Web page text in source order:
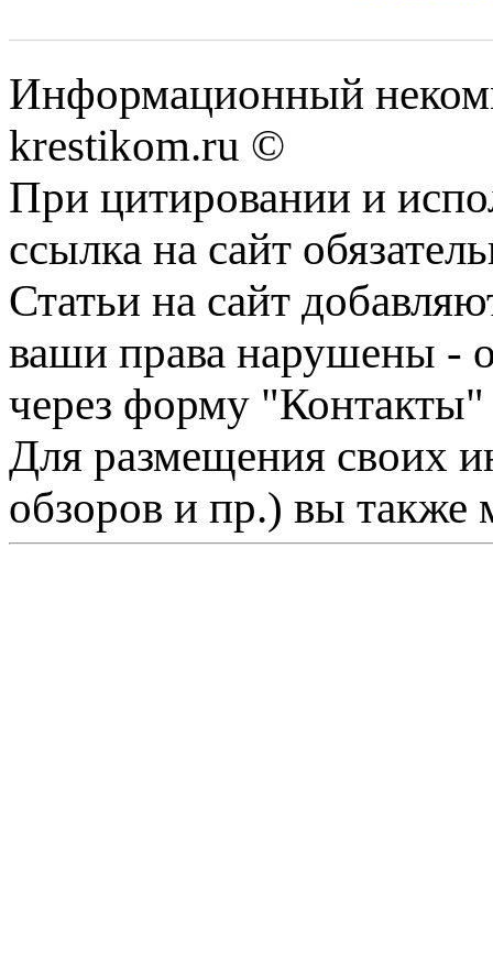
Информационный
krestikom.ru ©
При цитировании и
ссылка на сайт
Статьи на сайт
ваши права нарушены -
через форму "Контакты"
Для размещения своих
обзоров и пр.) вы также